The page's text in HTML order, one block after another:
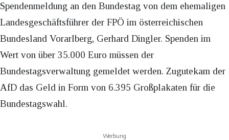
Spendenmeldung an den Bundestag von dem ehemaligen
Landesgeschäftsführer der FPÖ im österreichischen
Bundesland Vorarlberg, Gerhard Dingler. Spenden im
Wert von über 35.000 Euro müssen der
Bundestagsverwaltung gemeldet werden. Zugutekam der
AfD das Geld in Form von 6.395 Großplakaten für die
Bundestagswahl.
Werbung